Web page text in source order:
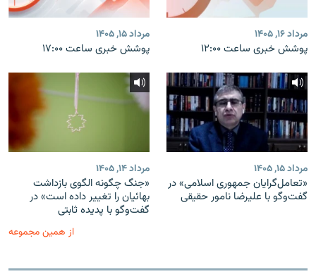
مرداد ۱۶, ۱۴۰۵
پوشش خبری ساعت ۱۲:۰۰
مرداد ۱۵, ۱۴۰۵
پوشش خبری ساعت ۱۷:۰۰
مرداد ۱۵, ۱۴۰۵
«تعامل‌گرایان جمهوری اسلامی» در
گفت‌وگو با علیرضا نامور حقیقی
مرداد ۱۴, ۱۴۰۵
«جنگ چگونه الگوی بازداشت
بهائیان را تغییر داده است» در
گفت‌وگو با پدیده ثابتی
از همین مجموعه